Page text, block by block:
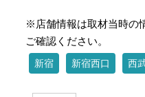
※店舗情報は取材当時の
ご確認ください。
新宿 新宿西口 西